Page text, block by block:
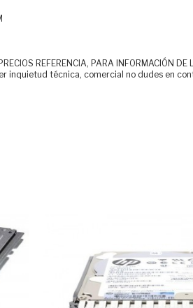
REFERENCIA, PARA
técnica, comercial no dudes en